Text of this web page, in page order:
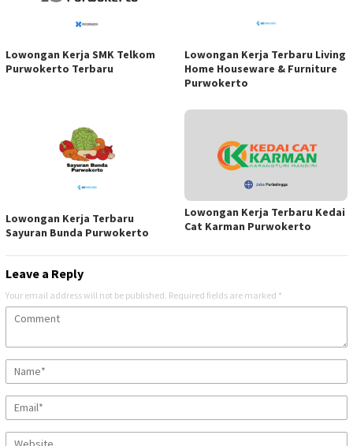
Lowongan Kerja SMK Telkom
Purwokerto Terbaru
Lowongan Kerja Terbaru Living
Home Houseware & Furniture
Purwokerto
Lowongan Kerja Terbaru
Sayuran Bunda Purwokerto
Lowongan Kerja Terbaru Kedai
Cat Karman Purwokerto
Leave a Reply
Your email address will not be published. Required fields are marked *